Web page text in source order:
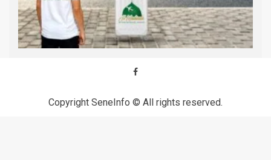
Copyright SeneInfo © All rights reserved.